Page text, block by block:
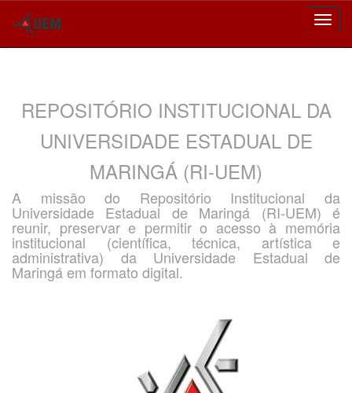
REPOSITÓRIO INSTITUCIONAL DA
UNIVERSIDADE ESTADUAL DE
MARINGÁ (RI-UEM)
A missão do Repositório Institucional da
Universidade Estadual de Maringá (RI-UEM) é
reunir, preservar e permitir o acesso à memória
institucional (científica, técnica, artística e
administrativa) da Universidade Estadual de
Maringá em formato digital.